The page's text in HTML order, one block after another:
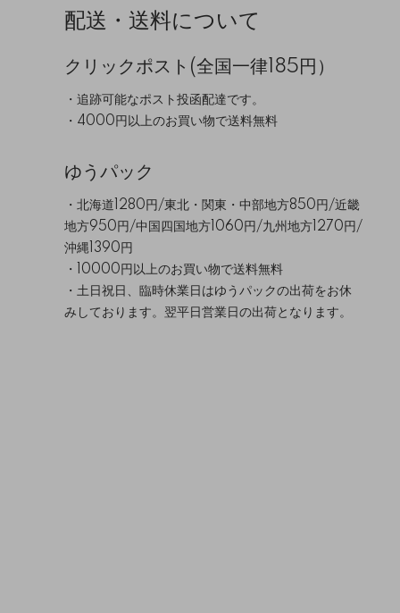
配送・送料について
クリックポスト(全国一律185円）
・追跡可能なポスト投函配達です。
・4000円以上のお買い物で送料無料
ゆうパック
・北海道1280円/東北・関東・中部地方850円/近畿
地方950円/中国四国地方1060円/九州地方1270円/
沖縄1390円
・10000円以上のお買い物で送料無料
・土日祝日、臨時休業日はゆうパックの出荷をお休
みしております。翌平日営業日の出荷となります。